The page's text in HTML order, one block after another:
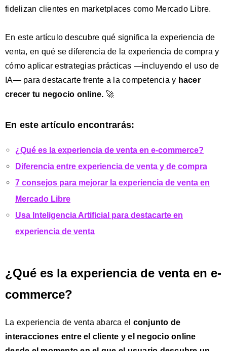
fidelizan clientes en marketplaces como Mercado Libre.
En este artículo descubre qué significa la experiencia de
venta, en qué se diferencia de la experiencia de compra y
cómo aplicar estrategias prácticas —incluyendo el uso de
IA— para destacarte frente a la competencia y hacer
crecer tu negocio online. 🚀
En este artículo encontrarás:
¿Qué es la experiencia de venta en e-commerce?
Diferencia entre experiencia de venta y de compra
7 consejos para mejorar la experiencia de venta en
Mercado Libre
Usa Inteligencia Artificial para destacarte en
experiencia de venta
¿Qué es la experiencia de venta en e-
commerce?
La experiencia de venta abarca el conjunto de
interacciones entre el cliente y el negocio online